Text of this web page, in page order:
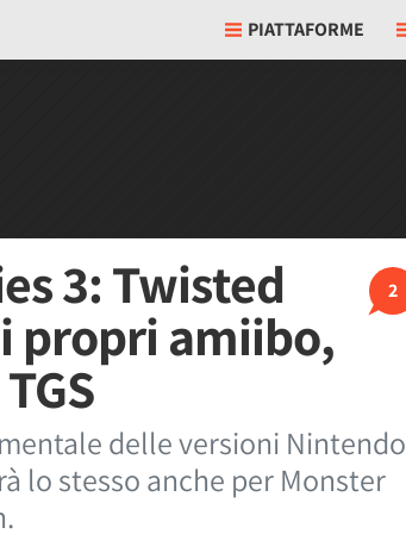
PIATTAFORME
2
3: Twisted
propri amiibo,
delle versioni Nintendo
lo stesso anche per Monster